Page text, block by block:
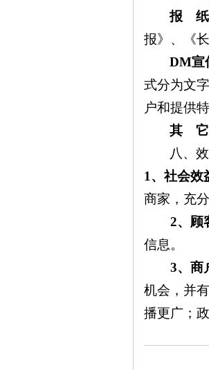
报 纸
报》、《
DM宣
式分为文
户和提供
其
八、
1 、社会效
商家，充
2、顾
信息。
3、商
机会，并
播更广；